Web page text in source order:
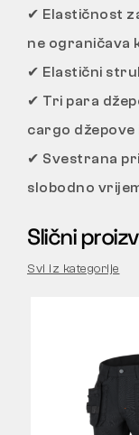
✔ Elastičnost
ne ograničava
✔ Elastični
✔ Tri para
cargo
✔ Svestrana
slobodno
Slični
Svi iz kategorije